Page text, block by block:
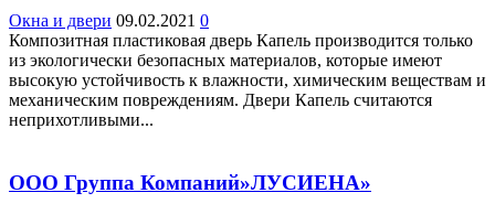
Окна и двери 09.02.2021 0
Композитная пластиковая дверь Капель производится только
из экологически безопасных материалов, которые имеют
высокую устойчивость к влажности, химическим веществам и
механическим повреждениям. Двери Капель считаются
неприхотливыми...
ООО Группа Компаний»ЛУСИЕНА»